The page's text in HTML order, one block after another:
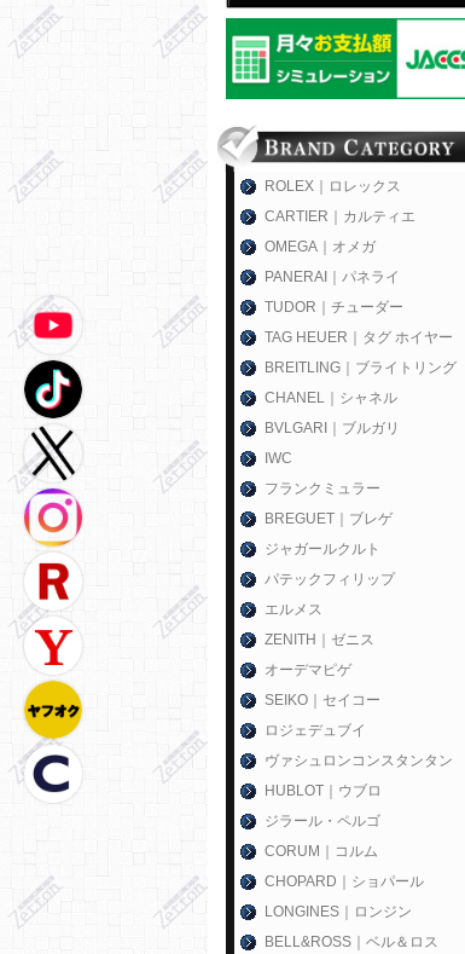
ROLEX｜ロレックス
CARTIER｜カルティエ
OMEGA｜オメガ
PANERAI｜パネライ
TUDOR｜チューダー
TAG HEUER｜タグ ホイヤー
BREITLING｜ブライトリング
CHANEL｜シャネル
BVLGARI｜ブルガリ
IWC
フランクミュラー
BREGUET｜ブレゲ
ジャガールクルト
パテックフィリップ
エルメス
ZENITH｜ゼニス
オーデマピゲ
SEIKO｜セイコー
ロジェデュブイ
ヴァシュロンコンスタンタン
HUBLOT｜ウブロ
ジラール・ペルゴ
CORUM｜コルム
CHOPARD｜ショパール
LONGINES｜ロンジン
BELL&ROSS｜ベル＆ロス